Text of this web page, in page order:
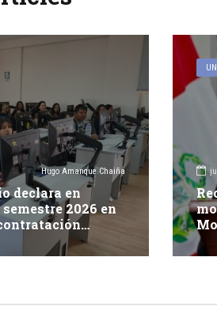
Hugo Amanque Chaiña
declara en
2026 en